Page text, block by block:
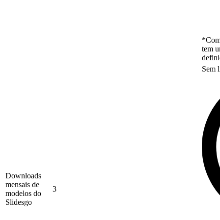
tem
Downloads
mensais de
modelos do
Slidesgo
3
Sem